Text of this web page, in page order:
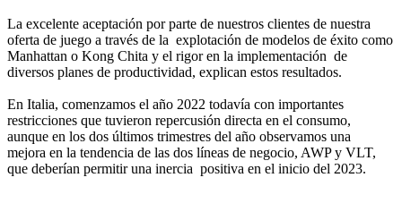
La excelente aceptación por parte de nuestros clientes de nuestra
oferta de juego a través de la explotación de modelos de éxito como
Manhattan o Kong Chita y el rigor en la implementación de
diversos planes de productividad, explican estos resultados.
En Italia, comenzamos el año 2022 todavía con importantes
restricciones que tuvieron repercusión directa en el consumo,
aunque en los dos últimos trimestres del año observamos una
mejora en la tendencia de las dos líneas de negocio, AWP y VLT,
que deberían permitir una inercia positiva en el inicio del 2023.